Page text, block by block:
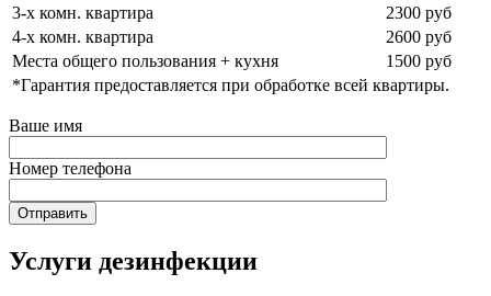
3-х комн. квартира
2300 руб
4-х комн. квартира
2600 руб
Места общего пользования + кухня
1500 руб
*Гарантия предоставляется при обработке всей квартиры.
Ваше имя
Номер телефона
Услуги дезинфекции